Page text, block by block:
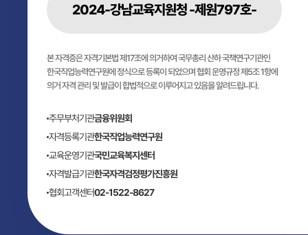
2024-강남교육지원청 -제원797호-
본 자격증은 자격기본법 제17조에 의거하여 국무총리 산하 국책연구기관인
한국직업능력연구원에 정식으로 등록이 되었으며 협회 운영규정 제5조 1항에
의거 자격 관리 및 발급이 합법적으로 이루어지고 있음을 알려드립니다.
주무부처기관금융위원회
자격등록기관한국직업능력연구원
교육운영기관국민교육복지센터
자격발급기관한국자격검정평가진흥원
협회고객센터02-1522-8627